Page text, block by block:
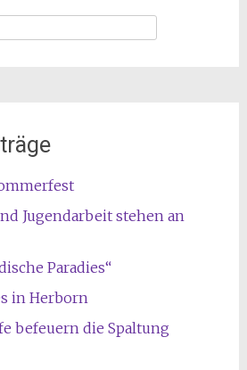
Jugendarbeit stehen an
Paradies“
in Herborn
befeuern die Spaltung